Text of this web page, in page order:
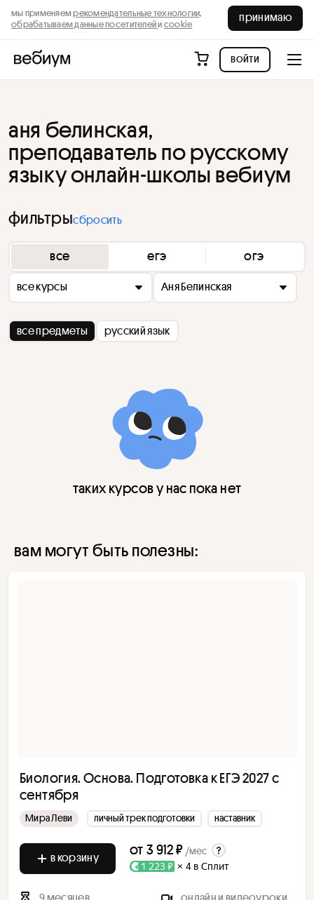
мы применяемрекомендательные технологии,
обрабатываем данные посетителейи cookie
принимаю
войти
аня белинская,
преподаватель по русскому
языку онлайн-школы вебиум
фильтрысбросить
все егэ огэ
все курсы Аня Белинская
все предметы русский язык
таких курсов у нас пока нет
вам могут быть полезны:
Биология. Основа. Подготовка к ЕГЭ 2027 с
cентября
Мира Леви личный трек подготовки наставник
в корзину от 3 912 ₽ /мес
1 223 ₽ × 4 в Сплит
9 месяцев
онлайн и видеоуроки